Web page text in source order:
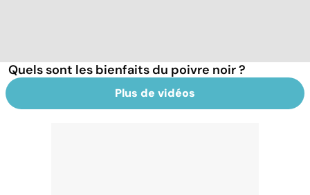
Quels sont les bienfaits du poivre noir ?
Plus de vidéos